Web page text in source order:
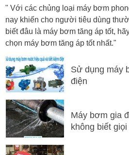
" Với các chủng loại máy bơm
nay khiến cho người tiêu dùng
biết đâu là máy bơm tăng áp tốt,
chọn máy bơm tăng áp tốt nhất."
Sử dụng máy
điện
Máy bơm gia
không biết giọi